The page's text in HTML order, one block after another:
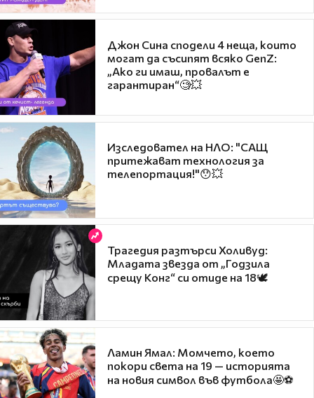
Джон Сина сподели 4 неща, които
могат да съсипят всяко GenZ:
„Ако ги имаш, провалът е
гарантиран“🧐💥
Изследовател на НЛО: "САЩ
притежават технология за
телепортация!"😯💥
Трагедия разтърси Холивуд:
Младата звезда от „Годзила
срещу Конг“ си отиде на 18🕊️
Ламин Ямал: Момчето, което
покори света на 19 — историята
на новия символ във футбола🤩⚽